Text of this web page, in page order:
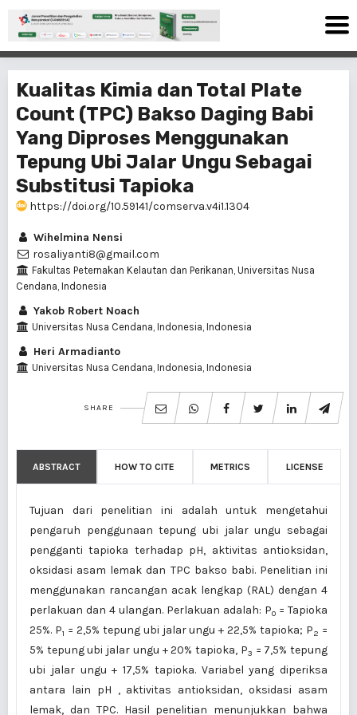
Kualitas Kimia dan Total Plate
Count (TPC) Bakso Daging Babi
Yang Diproses Menggunakan
Tepung Ubi Jalar Ungu Sebagai
Substitusi Tapioka
https://doi.org/10.59141/comserva.v4i1.1304
Wihelmina Nensi
rosaliyanti8@gmail.com
Fakultas Peternakan Kelautan dan Perikanan, Universitas Nusa
Cendana, Indonesia
Yakob Robert Noach
Universitas Nusa Cendana, Indonesia, Indonesia
Heri Armadianto
Universitas Nusa Cendana, Indonesia, Indonesia
SHARE
ABSTRACT HOW TO CITE METRICS LICENSE
Tujuan dari penelitian ini adalah untuk mengetahui
pengaruh penggunaan tepung ubi jalar ungu sebagai
pengganti tapioka terhadap pH, aktivitas antioksidan,
oksidasi asam lemak dan TPC bakso babi. Penelitian ini
menggunakan rancangan acak lengkap (RAL) dengan 4
perlakuan dan 4 ulangan. Perlakuan adalah: P0 = Tapioka
25%. P1 = 2,5% tepung ubi jalar ungu + 22,5% tapioka; P2 =
5% tepung ubi jalar ungu + 20% tapioka, P3 = 7,5% tepung
ubi jalar ungu + 17,5% tapioka. Variabel yang diperiksa
antara lain pH , aktivitas antioksidan, oksidasi asam
lemak, dan TPC. Hasil penelitian menunjukkan bahwa